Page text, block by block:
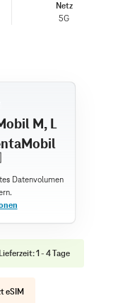
Netz
5G
M, L
Lieferzeit: 1 - 4 Tage
eSIM